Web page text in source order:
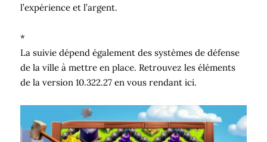
l’expérience et l’argent.
*
La suivie dépend également des systèmes de défense
de la ville à mettre en place. Retrouvez les éléments
de la version 10.322.27 en vous rendant ici.